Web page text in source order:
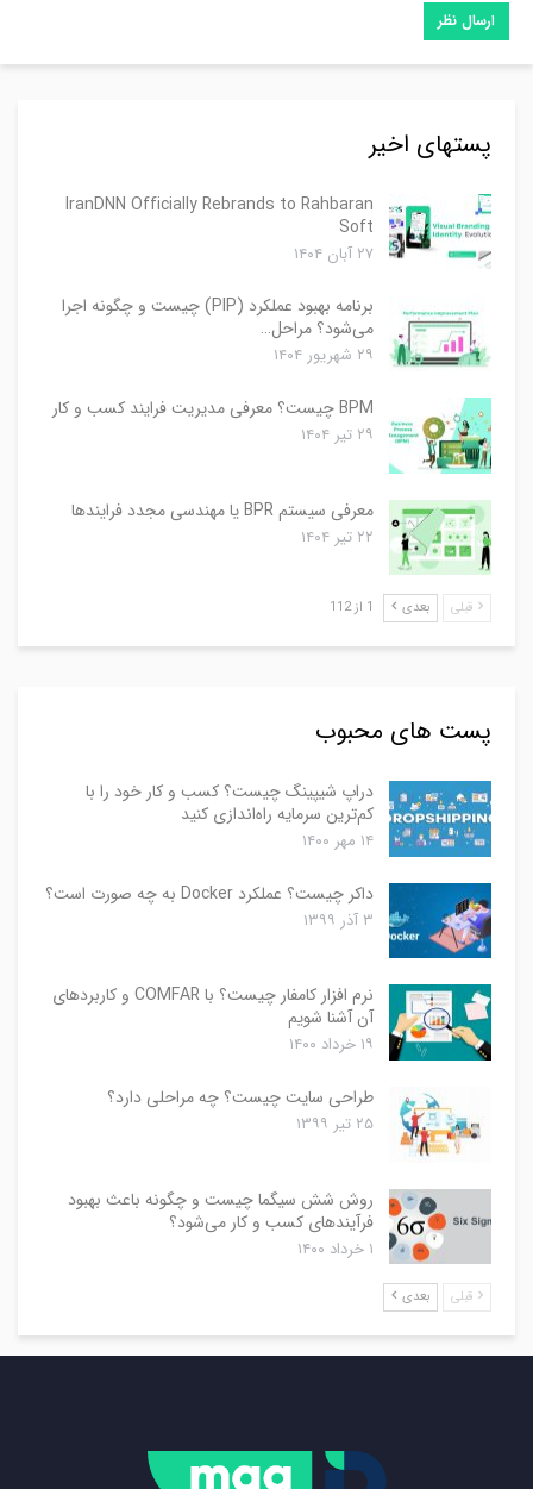
پستهای اخیر
IranDNN Officially Rebrands to Rahbaran
Soft
۲۷ آبان ۱۴۰۴
برنامه بهبود عملکرد (PIP) چیست و چگونه اجرا
می‌شود؟ مراحل…
۲۹ شهریور ۱۴۰۴
BPM چیست؟ معرفی مدیریت فرایند کسب و کار
۲۹ تیر ۱۴۰۴
معرفی سیستم BPR یا مهندسی مجدد فرایندها
۲۲ تیر ۱۴۰۴
قبلی بعدی 1 از 112
پست های محبوب
دراپ شیپینگ چیست؟ کسب و کار خود را با
کم‌ترین سرمایه راه‌اندازی کنید
۱۴ مهر ۱۴۰۰
داکر چیست؟ عملکرد Docker به چه صورت است؟
۳ آذر ۱۳۹۹
نرم افزار کامفار چیست؟ با COMFAR و کاربردهای
آن آشنا شویم
۱۹ خرداد ۱۴۰۰
طراحی سایت چیست؟ چه مراحلی دارد؟
۲۵ تیر ۱۳۹۹
روش شش سیگما چیست و چگونه باعث بهبود
فرآیندهای کسب و کار می‌شود؟
۱ خرداد ۱۴۰۰
قبلی بعدی